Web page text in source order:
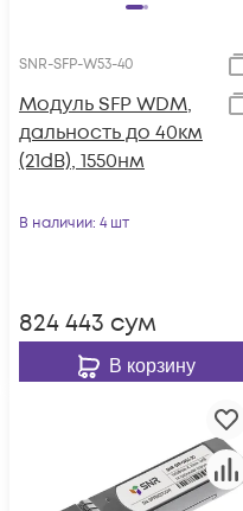
SNR-SFP-W53-40
Модуль SFP WDM,
дальность до 40км
(21dB), 1550нм
В наличии: 4 шт
824 443 сум
В корзину